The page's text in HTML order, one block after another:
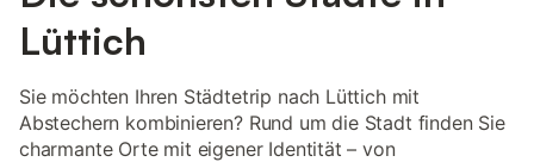
Lüttich
Sie möchten Ihren Städtetrip nach Lüttich mit
Abstechern kombinieren? Rund um die Stadt finden Sie
charmante Orte mit eigener Identität – von